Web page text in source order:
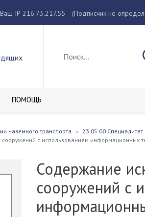
Ваш IP 216.73.217.55 (Подписчик не
ПОМОЩЬ
наземного транспорта
23.05.00 Специалитет
с использованием информационных
Содержание
сооружений с